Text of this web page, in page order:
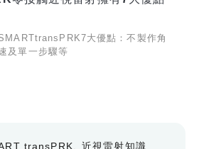
大優點：不製作角
及單一步驟等
transPRK 近視雷射知識